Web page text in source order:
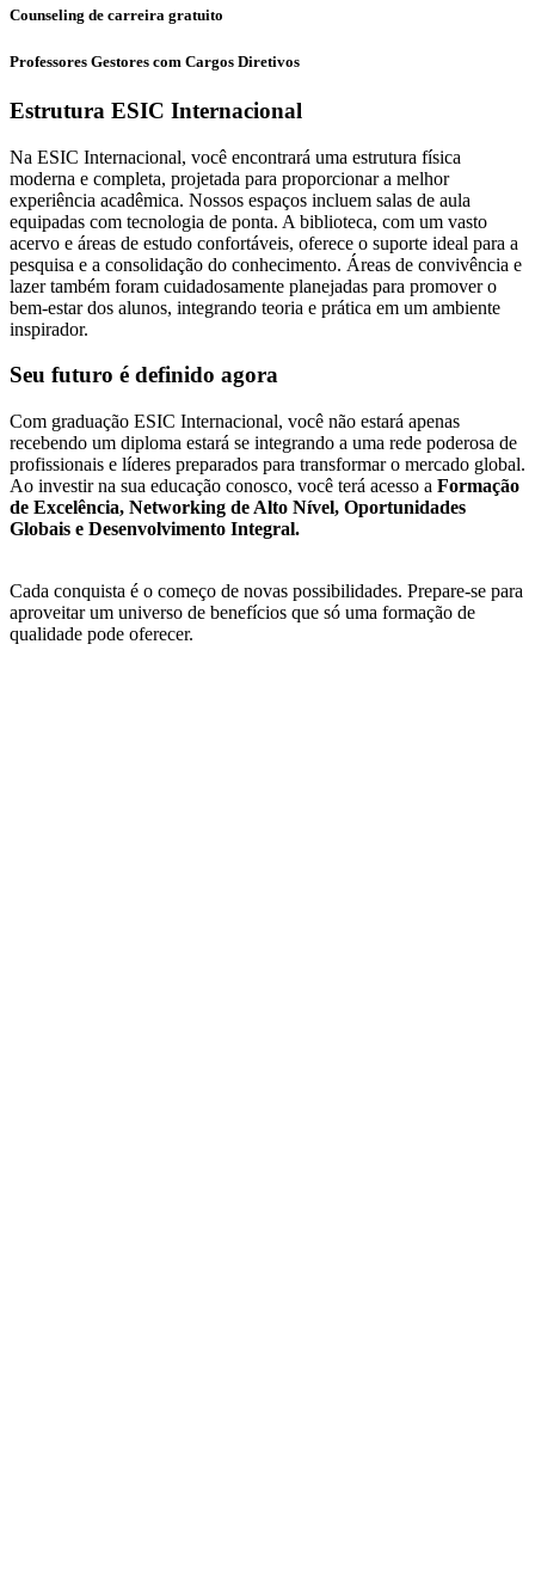
Counseling de carreira gratuito
Professores Gestores com Cargos Diretivos
Estrutura ESIC Internacional
Na ESIC Internacional, você encontrará uma estrutura física
moderna e completa, projetada para proporcionar a melhor
experiência acadêmica. Nossos espaços incluem salas de aula
equipadas com tecnologia de ponta. A biblioteca, com um vasto
acervo e áreas de estudo confortáveis, oferece o suporte ideal para a
pesquisa e a consolidação do conhecimento. Áreas de convivência e
lazer também foram cuidadosamente planejadas para promover o
bem-estar dos alunos, integrando teoria e prática em um ambiente
inspirador.
Seu futuro é definido agora
Com graduação ESIC Internacional, você não estará apenas
recebendo um diploma estará se integrando a uma rede poderosa de
profissionais e líderes preparados para transformar o mercado global.
Ao investir na sua educação conosco, você terá acesso a Formação
de Excelência, Networking de Alto Nível, Oportunidades
Globais e Desenvolvimento Integral.
Cada conquista é o começo de novas possibilidades. Prepare-se para
aproveitar um universo de benefícios que só uma formação de
qualidade pode oferecer.